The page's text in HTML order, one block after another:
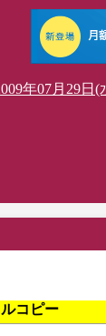
年07月29日(
コピー